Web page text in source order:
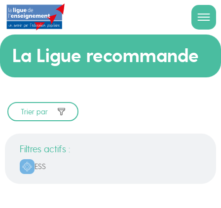
La Ligue recommande
Trier par
Filtres actifs :
ESS